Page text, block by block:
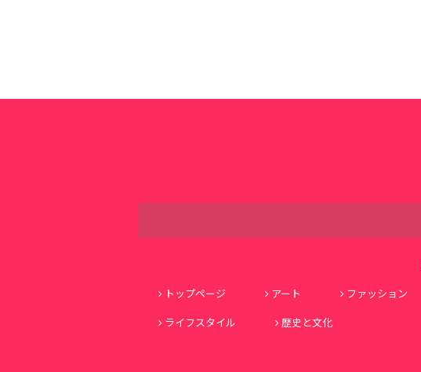
トップページ
アート ファッション
ライフスタイル
歴史と文化